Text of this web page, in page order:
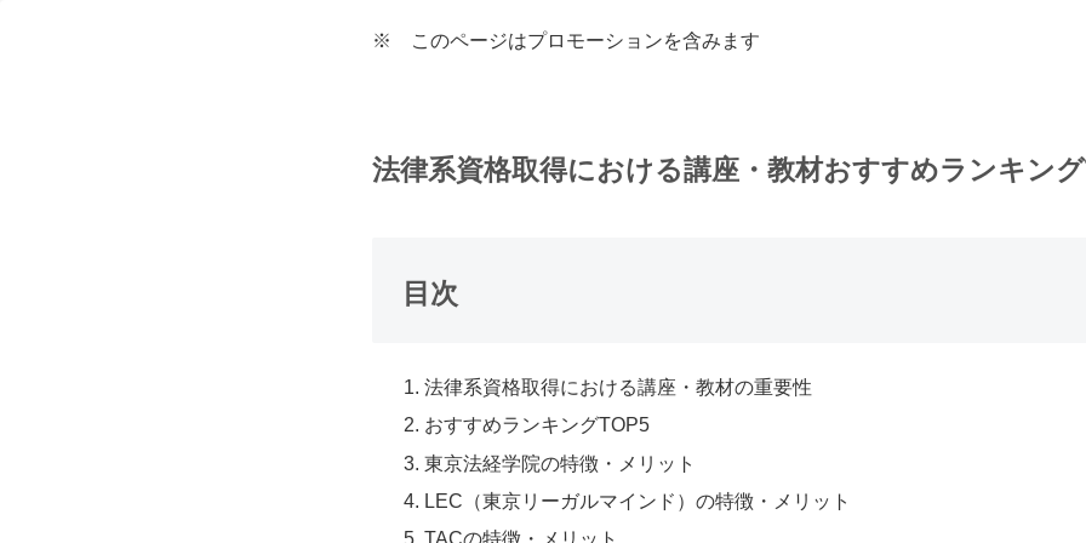
※ このページはプロモーションを含みます
法律系資格取得における講座・教材おすすめランキン
目次
法律系資格取得における講座・教材の重要性
おすすめランキングTOP5
東京法経学院の特徴・メリット
LEC（東京リーガルマインド）の特徴・メリット
TACの特徴・メリット